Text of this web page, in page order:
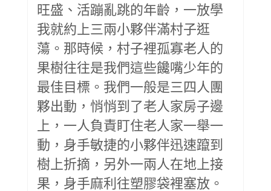
旺盛、活蹦亂跳的年齡，一放學
我就約上三兩小夥伴滿村子逛
蕩。那時候，村子裡孤寡老人的
果樹往往是我們這些饞嘴少年的
最佳目標。我們一般是三四人團
夥出動，悄悄到了老人家房子邊
上，一人負責盯住老人家一舉一
動，身手敏捷的小夥伴迅速躥到
樹上折摘，另外一兩人在地上接
果，身手麻利往塑膠袋裡塞放。